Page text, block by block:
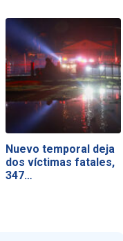
Nuevo temporal deja
dos víctimas fatales,
347…